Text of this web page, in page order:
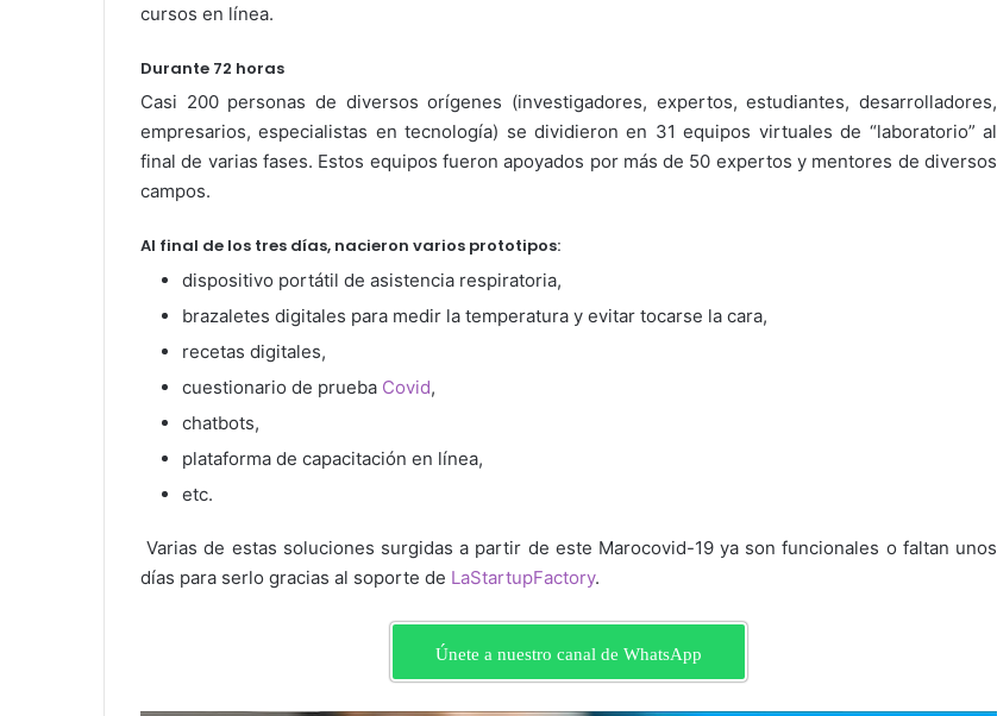
cursos en línea.
Durante 72 horas
Casi 200 personas de diversos orígenes (investigadores, expertos, estudiantes, desarrolladores,
empresarios, especialistas en tecnología) se dividieron en 31 equipos virtuales de “laboratorio” al
final de varias fases. Estos equipos fueron apoyados por más de 50 expertos y mentores de diversos
campos.
Al final de los tres días, nacieron varios prototipos:
dispositivo portátil de asistencia respiratoria,
brazaletes digitales para medir la temperatura y evitar tocarse la cara,
recetas digitales,
cuestionario de prueba Covid,
chatbots,
plataforma de capacitación en línea,
etc.
Varias de estas soluciones surgidas a partir de este Marocovid-19 ya son funcionales o faltan unos
días para serlo gracias al soporte de LaStartupFactory.
Únete a nuestro canal de WhatsApp